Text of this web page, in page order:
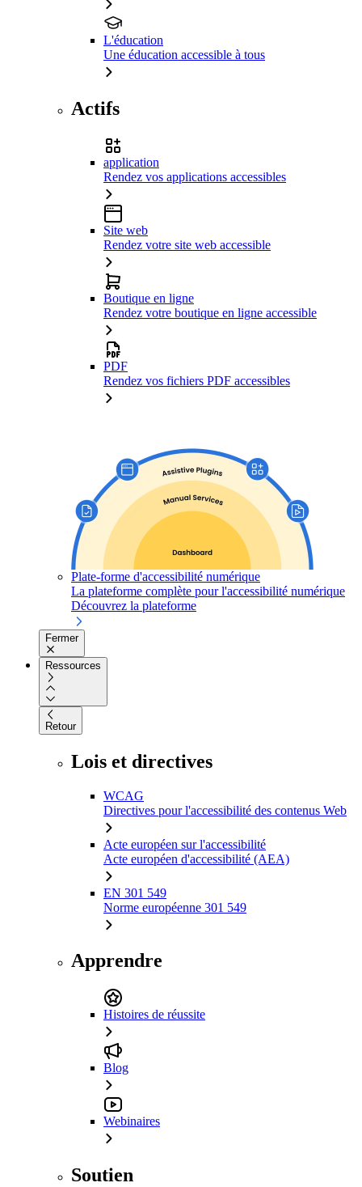
L'éducation
Une éducation accessible à tous
Actifs
application
Rendez vos applications accessibles
Site web
Rendez votre site web accessible
Boutique en ligne
Rendez votre boutique en ligne accessible
PDF
Rendez vos fichiers PDF accessibles
Plate-forme d'accessibilité numérique
La plateforme complète pour l'accessibilité numérique
Découvrez la plateforme
Fermer
Ressources
Retour
Lois et directives
WCAG
Directives pour l'accessibilité des contenus Web
Acte européen sur l'accessibilité
Acte européen d'accessibilité (AEA)
EN 301 549
Norme européenne 301 549
Apprendre
Histoires de réussite
Blog
Webinaires
Soutien